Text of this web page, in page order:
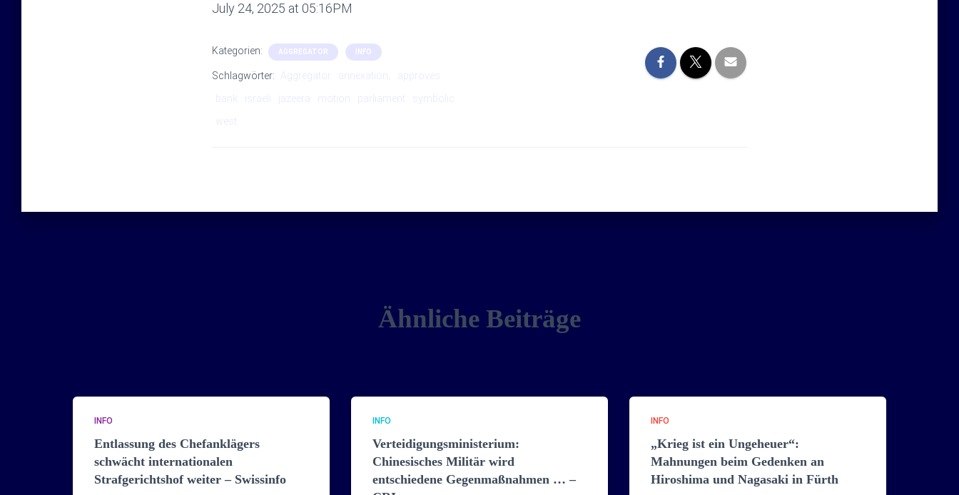
July 24, 2025 at 05:16PM
Kategorien: AGGREGATOR INFO
Schlagwörter: Aggregator annexation;
approves
bank
israeli jazeera motion parliament
symbolic
west
Ähnliche Beiträge
INFO
Entlassung des Chefanklägers
schwächt internationalen
Strafgerichtshof weiter – Swissinfo
INFO
Verteidigungsministerium:
Chinesisches Militär wird
entschiedene Gegenmaßnahmen … –
INFO
„Krieg ist ein Ungeheuer“:
Mahnungen beim Gedenken an
Hiroshima und Nagasaki in Fürth